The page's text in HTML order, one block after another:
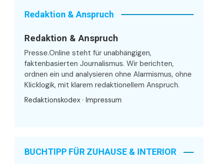
Redaktion & Anspruch
Redaktion & Anspruch
Presse.Online steht für unabhängigen,
faktenbasierten Journalismus. Wir berichten,
ordnen ein und analysieren ohne Alarmismus, ohne
Klicklogik, mit klarem redaktionellem Anspruch.
Redaktionskodex · Impressum
BUCHTIPP FÜR ZUHAUSE & INTERIOR